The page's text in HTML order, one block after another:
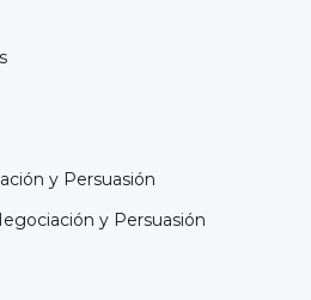
y Persuasión
y Persuasión